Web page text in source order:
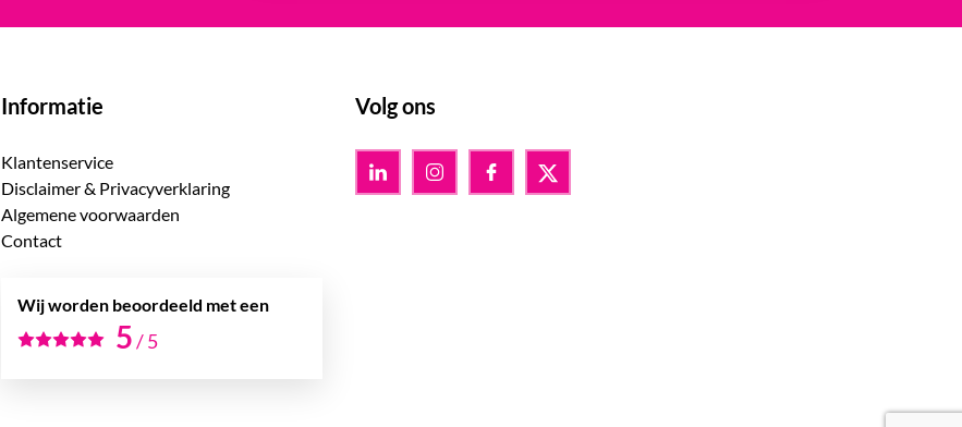
Informatie
Klantenservice
Disclaimer & Privacyverklaring
Algemene voorwaarden
Contact
Wij worden beoordeeld met een
5/5
Volg ons